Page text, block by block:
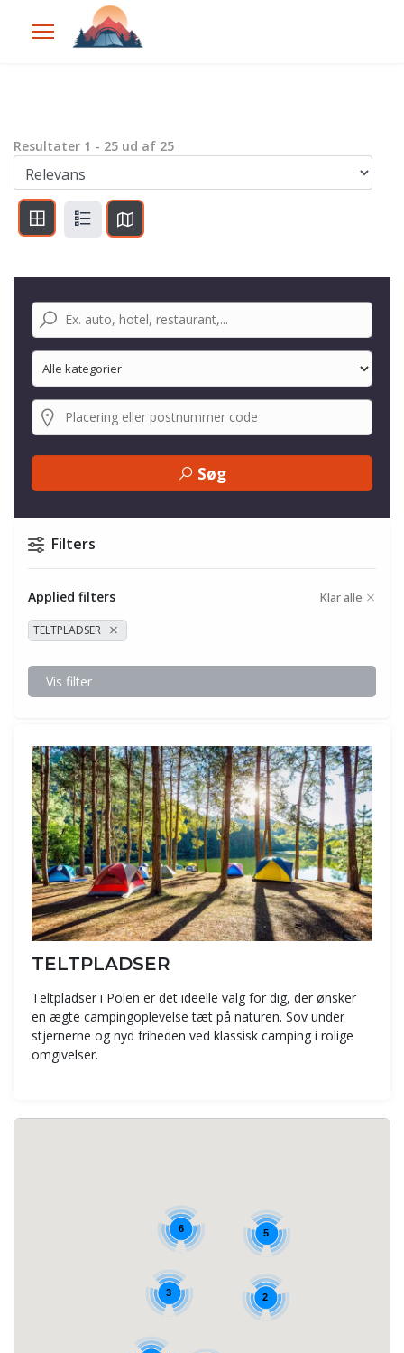
Resultater 1 - 25 ud af 25
Søg
Filters
Applied filters Klar alle
TELTPLADSER
Vis filter
TELTPLADSER
Teltpladser i Polen er det ideelle valg for dig, der ønsker
en ægte campingoplevelse tæt på naturen. Sov under
stjernerne og nyd friheden ved klassisk camping i rolige
omgivelser.
5
3
6
2